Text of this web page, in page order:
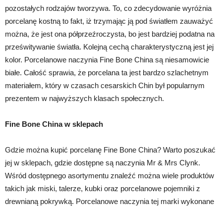
pozostałych rodzajów tworzywa. To, co zdecydowanie wyróżnia
porcelanę kostną to fakt, iż trzymając ją pod światłem zauważyć
można, że jest ona półprzeźroczysta, bo jest bardziej podatna na
prześwitywanie światła. Kolejną cechą charakterystyczną jest jej
kolor. Porcelanowe naczynia Fine Bone China są niesamowicie
białe. Całość sprawia, że porcelana ta jest bardzo szlachetnym
materiałem, który w czasach cesarskich Chin był popularnym
prezentem w najwyższych klasach społecznych.
Fine Bone China w sklepach
Gdzie można kupić porcelanę Fine Bone China? Warto poszukać
jej w sklepach, gdzie dostępne są naczynia Mr & Mrs Clynk.
Wśród dostępnego asortymentu znaleźć można wiele produktów
takich jak miski, talerze, kubki oraz porcelanowe pojemniki z
drewnianą pokrywką. Porcelanowe naczynia tej marki wykonane